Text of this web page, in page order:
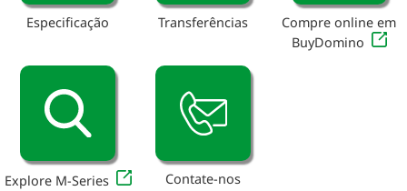
Especificação Transferências
Compre online em
BuyDomino
Explore M-Series Contate-nos